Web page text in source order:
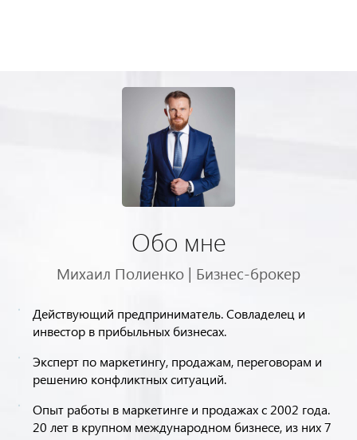
Обо мне
Михаил Полиенко | Бизнес-брокер
Действующий предприниматель. Совладелец и
инвестор в прибыльных бизнесах.
Эксперт по маркетингу, продажам, переговорам и
решению конфликтных ситуаций.
Опыт работы в маркетинге и продажах с 2002 года.
20 лет в крупном международном бизнесе, из них 7